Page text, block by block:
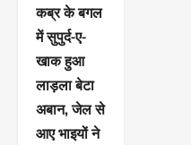
कब्र के बगल
में सुपुर्द-ए-
खाक हुआ
लाड़ला बेटा
अबान, जेल से
आए भाइयों ने